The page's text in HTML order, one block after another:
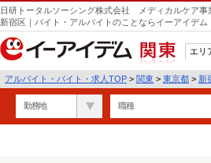
日研トータルソーシング株式会社 メディカルケア
新宿区｜バイト・アルバイトのことならイーアイデム
関東
エリ
アルバイト・バイト・求人TOP > 関東 > 東京都 > 新
勤務地 職種
遣